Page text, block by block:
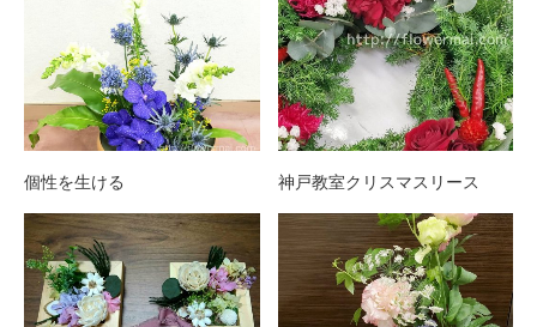
個性を生ける 神戸教室クリスマスリース